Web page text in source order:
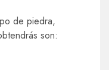
de piedra,
son: